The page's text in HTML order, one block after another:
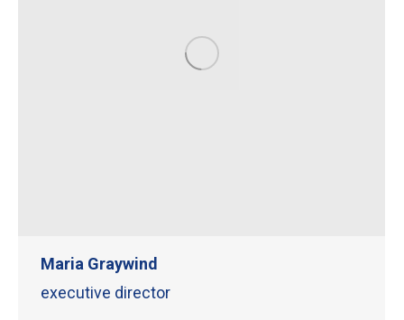
Maria Graywind
executive director